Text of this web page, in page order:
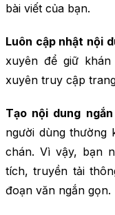
bài viết của bạn.
Luôn cập nhật nội
xuyên để giữ
xuyên truy cập
Tạo nội dung
người dùng thường
chán. Vì vậy, bạn
tích, truyền tải
đoạn văn ngắn gọn.